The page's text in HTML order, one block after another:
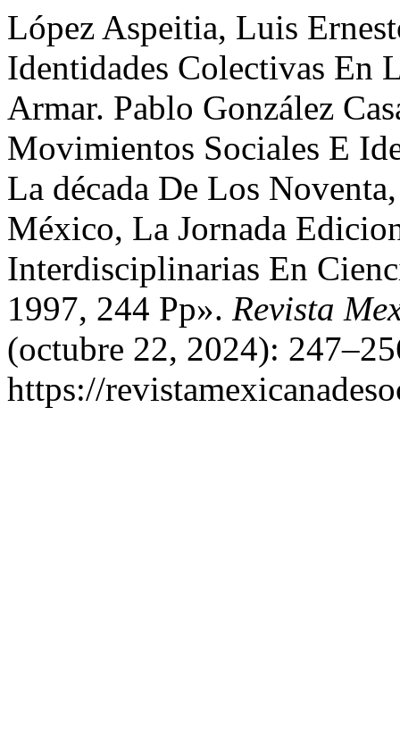
López Aspeitia, Luis
Identidades Colectivas En
Armar. Pablo González
Movimientos Sociales E
La década De Los
México, La Jornada
Interdisciplinarias En
1997, 244 Pp». Revista
(octubre 22, 2024):
https://